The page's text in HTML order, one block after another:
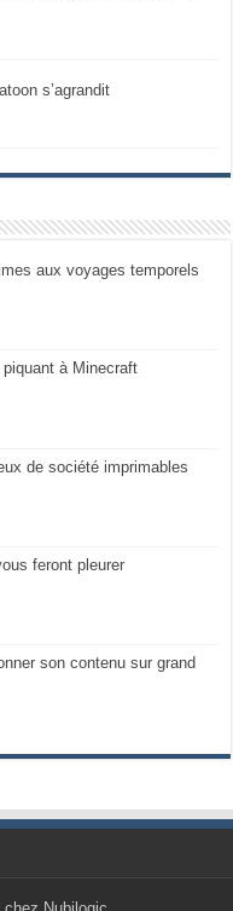
s’agrandit
aux voyages temporels
à Minecraft
de société imprimables
feront pleurer
son contenu sur grand